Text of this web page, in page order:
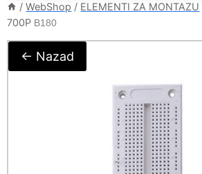
/ WebShop / ELEMENTI ZA MONTAZU
700P B180
← Nazad